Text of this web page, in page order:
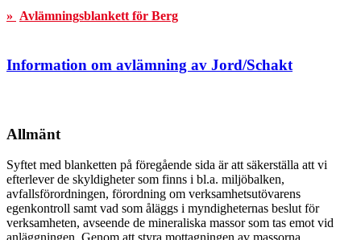
» Avlämningsblankett för Berg
Information om avlämning av Jord/Schakt
Allmänt
Syftet med blanketten på föregående sida är att säkerställa att vi
efterlever de skyldigheter som finns i bl.a. miljöbalken,
avfallsförordningen, förordning om verksamhetsutövarens
egenkontroll samt vad som åläggs i myndigheternas beslut för
verksamheten, avseende de mineraliska massor som tas emot vid